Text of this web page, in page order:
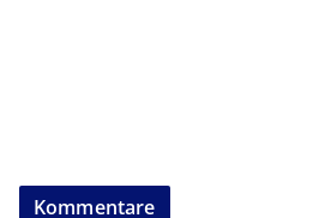
Kommentare